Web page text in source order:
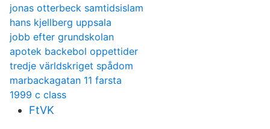
jonas otterbeck samtidsislam
hans kjellberg uppsala
jobb efter grundskolan
apotek backebol oppettider
tredje världskriget spådom
marbackagatan 11 farsta
1999 c class
FtVK